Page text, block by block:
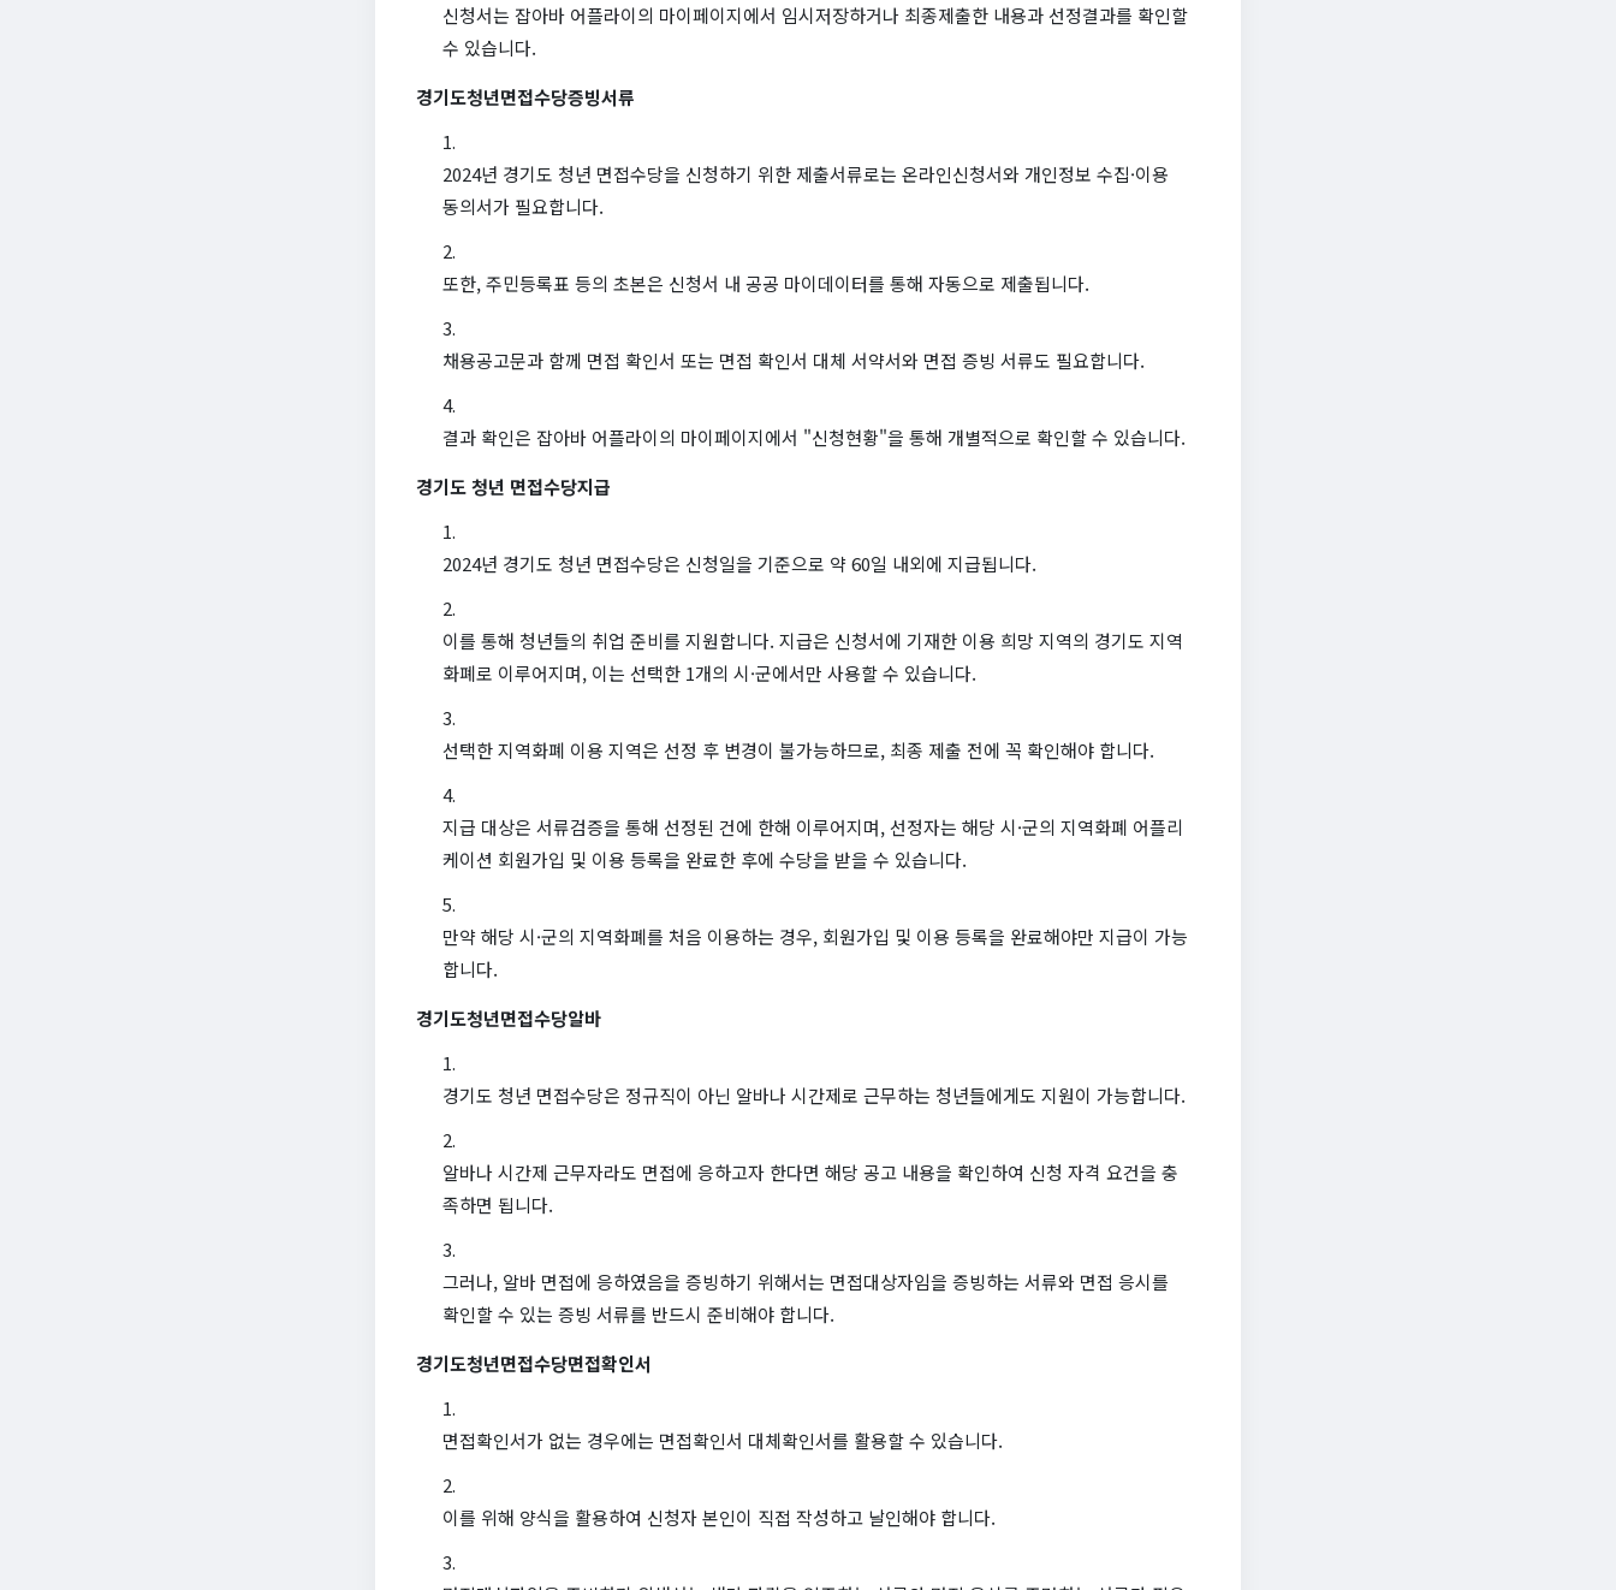
신청서는 잡아바 어플라이의 마이페이지에서 임시저장하거나 최종제출한 내용과 선정결과를 확인할
수 있습니다.
경기도청년면접수당증빙서류
2024년 경기도 청년 면접수당을 신청하기 위한 제출서류로는 온라인신청서와 개인정보 수집·이용
동의서가 필요합니다.
또한, 주민등록표 등의 초본은 신청서 내 공공 마이데이터를 통해 자동으로 제출됩니다.
채용공고문과 함께 면접 확인서 또는 면접 확인서 대체 서약서와 면접 증빙 서류도 필요합니다.
결과 확인은 잡아바 어플라이의 마이페이지에서 "신청현황"을 통해 개별적으로 확인할 수 있습니다.
경기도 청년 면접수당지급
2024년 경기도 청년 면접수당은 신청일을 기준으로 약 60일 내외에 지급됩니다.
이를 통해 청년들의 취업 준비를 지원합니다. 지급은 신청서에 기재한 이용 희망 지역의 경기도 지역
화폐로 이루어지며, 이는 선택한 1개의 시·군에서만 사용할 수 있습니다.
선택한 지역화폐 이용 지역은 선정 후 변경이 불가능하므로, 최종 제출 전에 꼭 확인해야 합니다.
지급 대상은 서류검증을 통해 선정된 건에 한해 이루어지며, 선정자는 해당 시·군의 지역화폐 어플리
케이션 회원가입 및 이용 등록을 완료한 후에 수당을 받을 수 있습니다.
만약 해당 시·군의 지역화폐를 처음 이용하는 경우, 회원가입 및 이용 등록을 완료해야만 지급이 가능
합니다.
경기도청년면접수당알바
경기도 청년 면접수당은 정규직이 아닌 알바나 시간제로 근무하는 청년들에게도 지원이 가능합니다.
알바나 시간제 근무자라도 면접에 응하고자 한다면 해당 공고 내용을 확인하여 신청 자격 요건을 충
족하면 됩니다.
그러나, 알바 면접에 응하였음을 증빙하기 위해서는 면접대상자임을 증빙하는 서류와 면접 응시를
확인할 수 있는 증빙 서류를 반드시 준비해야 합니다.
경기도청년면접수당면접확인서
면접확인서가 없는 경우에는 면접확인서 대체확인서를 활용할 수 있습니다.
이를 위해 양식을 활용하여 신청자 본인이 직접 작성하고 날인해야 합니다.